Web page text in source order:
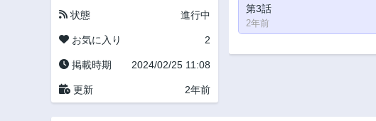
状態 進行中
お気に入り 2
掲載時期 2024/02/25 11:08
更新 2年前
第3話
2年前